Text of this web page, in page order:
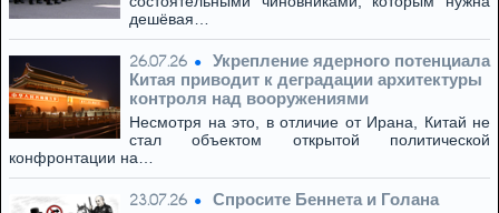
дешёвая…
26.07.26
Укрепление ядерного потенциала
Китая приводит к деградации архитектуры
контроля над вооружениями
Несмотря на это, в отличие от Ирана, Китай не
стал объектом открытой политической
конфронтации на…
23.07.26 Спросите Беннета и Голана